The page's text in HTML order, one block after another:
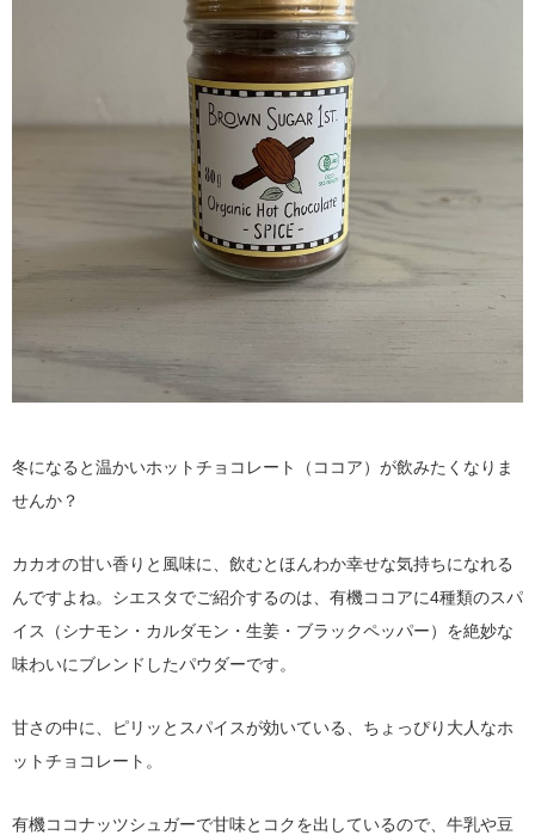
冬になると温かいホットチョコレート（ココア）が飲みたくなりま
せんか？
カカオの甘い香りと風味に、飲むとほんわか幸せな気持ちになれる
んですよね。シエスタでご紹介するのは、有機ココアに4種類のスパ
イス（シナモン・カルダモン・生姜・ブラックペッパー）を絶妙な
味わいにブレンドしたパウダーです。
甘さの中に、ピリッとスパイスが効いている、ちょっぴり大人なホ
ットチョコレート。
有機ココナッツシュガーで甘味とコクを出しているので、牛乳や豆